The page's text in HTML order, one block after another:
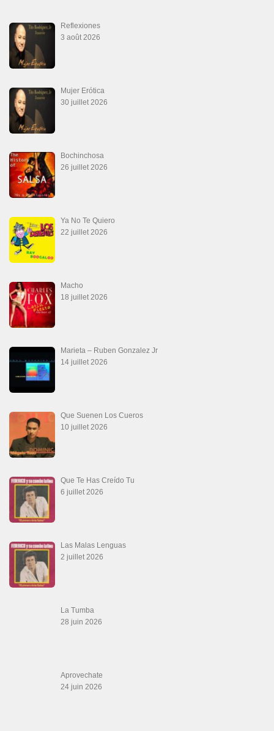
Reflexiones
3 août 2026
Mujer Erótica
30 juillet 2026
Bochinchosa
26 juillet 2026
Ya No Te Quiero
22 juillet 2026
Macho
18 juillet 2026
Marieta – Ruben Gonzalez Jr
14 juillet 2026
Que Suenen Los Cueros
10 juillet 2026
Que Te Has Creído Tu
6 juillet 2026
Las Malas Lenguas
2 juillet 2026
La Tumba
28 juin 2026
Aprovechate
24 juin 2026